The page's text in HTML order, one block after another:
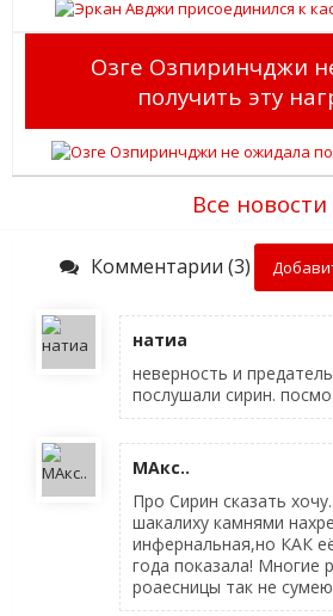
Озге Озпиринчджи
получить эту
Все новости
Комментарии (3)
натиа
неверность и
послушали сирин.
МАкс..
Про Сирин сказать
шакалиху камнями
инфернальная,но КАК
года показала! Многие
роаесницы так не